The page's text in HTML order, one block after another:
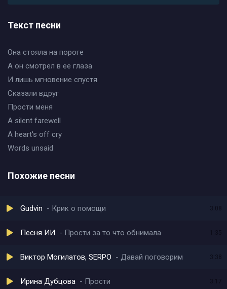
Текст песни
Она стояла на пороге
А он смотрел в ее глаза
И лишь мгновение спустя
Сказали вдруг
Прости меня
A silent farewell
A heart's off cry
Words unsaid
Похожие песни
Gudvin Крик о помощи 3:08
Песня ИИ Прости за то что обнимала
Виктор Могилатов, SERPO Давай поговорим 3:38
Ирина Дубцова Прости